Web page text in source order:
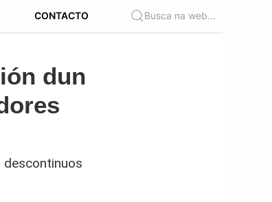
CONTACTO Busca na web...
dun